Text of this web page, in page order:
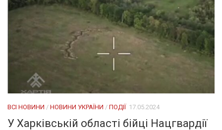
ВСІ НОВИНИ / НОВИНИ УКРАЇНИ / ПОДІЇ 17.05.2024
У Харківській області бійці Нацгвардії